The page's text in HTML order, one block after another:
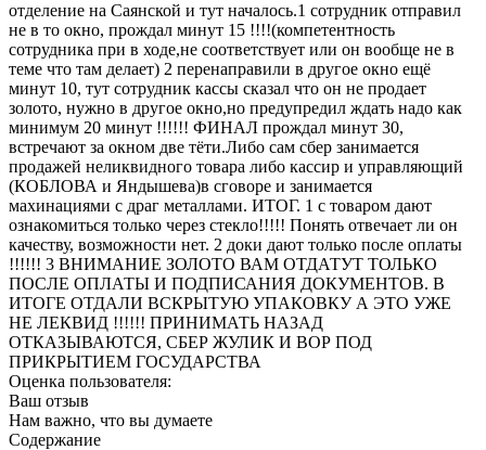
отделение на Саянской и тут началось.1 сотрудник отправил
не в то окно, прождал минут 15 !!!!(компетентность
сотрудника при в ходе,не соответствует или он вообще не в
теме что там делает) 2 перенаправили в другое окно ещё
минут 10, тут сотрудник кассы сказал что он не продает
золото, нужно в другое окно,но предупредил ждать надо как
минимум 20 минут !!!!!! ФИНАЛ прождал минут 30,
встречают за окном две тёти.Либо сам сбер занимается
продажей неликвидного товара либо кассир и управляющий
(КОБЛОВА и Яндышева)в сговоре и занимается
махинациями с драг металлами. ИТОГ. 1 с товаром дают
ознакомиться только через стекло!!!!! Понять отвечает ли он
качеству, возможности нет. 2 доки дают только после оплаты
!!!!!! 3 ВНИМАНИЕ ЗОЛОТО ВАМ ОТДАТУТ ТОЛЬКО
ПОСЛЕ ОПЛАТЫ И ПОДПИСАНИЯ ДОКУМЕНТОВ. В
ИТОГЕ ОТДАЛИ ВСКРЫТУЮ УПАКОВКУ А ЭТО УЖЕ
НЕ ЛЕКВИД !!!!!! ПРИНИМАТЬ НАЗАД
ОТКАЗЫВАЮТСЯ, СБЕР ЖУЛИК И ВОР ПОД
ПРИКРЫТИЕМ ГОСУДАРСТВА
Оценка пользователя:
Ваш отзыв
Нам важно, что вы думаете
Содержание